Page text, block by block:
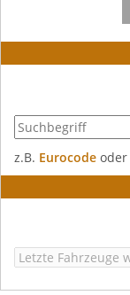
z.B. Eurocode oder